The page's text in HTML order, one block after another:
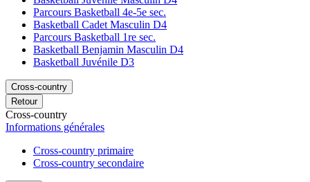
Parcours Basketball 4e-5e sec.
Basketball Cadet Masculin D4
Parcours Basketball 1re sec.
Basketball Benjamin Masculin D4
Basketball Juvénile D3
Cross-country
Retour
Cross-country
Informations générales
Cross-country primaire
Cross-country secondaire